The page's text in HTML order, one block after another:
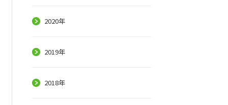
2020年
2019年
2018年